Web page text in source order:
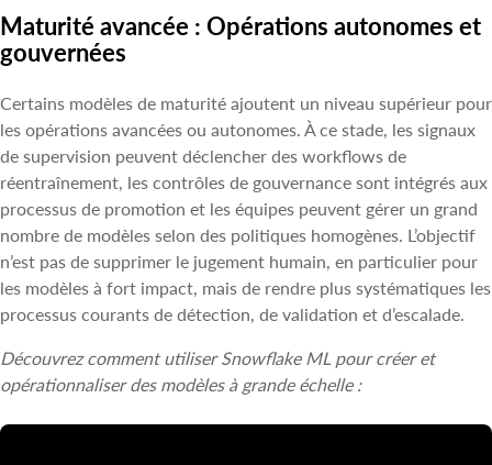
Maturité avancée : Opérations autonomes et
gouvernées
Certains modèles de maturité ajoutent un niveau supérieur pour
les opérations avancées ou autonomes. À ce stade, les signaux
de supervision peuvent déclencher des workflows de
réentraînement, les contrôles de gouvernance sont intégrés aux
processus de promotion et les équipes peuvent gérer un grand
nombre de modèles selon des politiques homogènes. L’objectif
n’est pas de supprimer le jugement humain, en particulier pour
les modèles à fort impact, mais de rendre plus systématiques les
processus courants de détection, de validation et d’escalade.
Découvrez comment utiliser Snowflake ML pour créer et
opérationnaliser des modèles à grande échelle :